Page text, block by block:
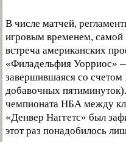
В числе матчей,
игровым временем, самой
встреча американских
«Филадельфия
завершившаяся со
добавочных
чемпионата НБА между
«Денвер Наггетс» был
этот раз понадобилось